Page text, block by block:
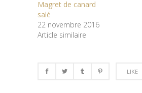
Magret de canard
salé
22 novembre 2016
Article similaire
LIKE